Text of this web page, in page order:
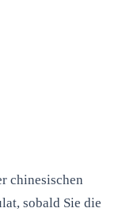
chinesischen
sobald Sie die